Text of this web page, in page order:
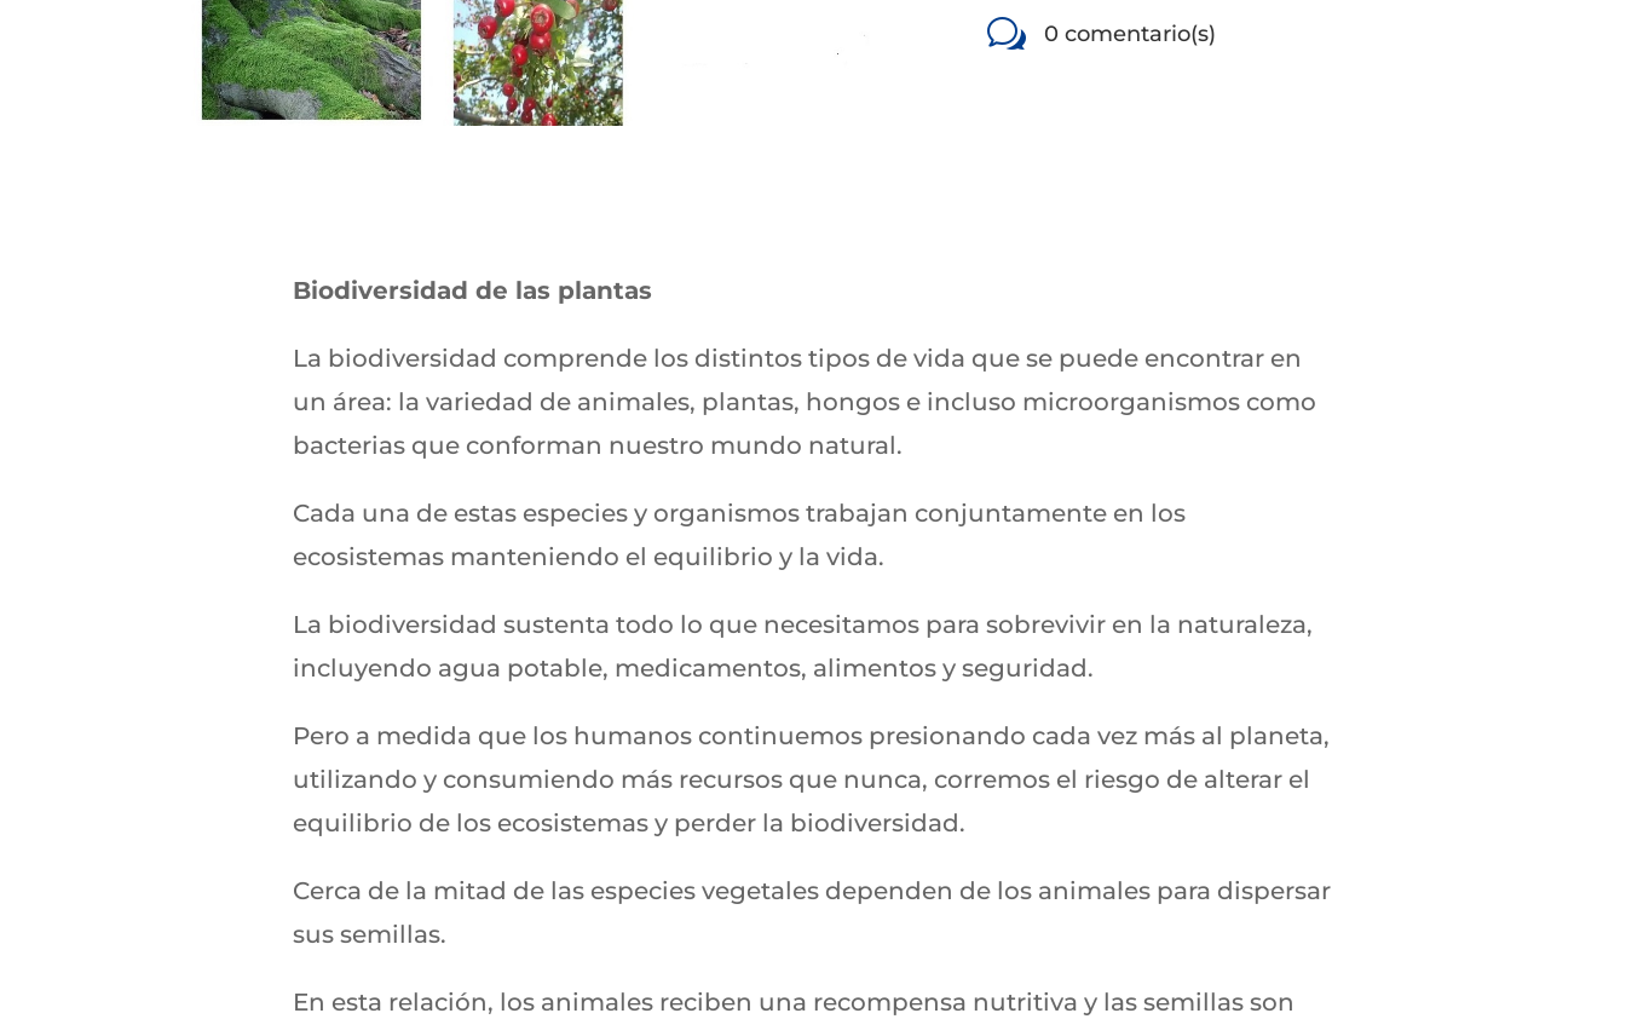
w 0 comentario(s)
Biodiversidad de las plantas
La biodiversidad comprende los distintos tipos de vida que se puede encontrar en
un área: la variedad de animales, plantas, hongos e incluso microorganismos como
bacterias que conforman nuestro mundo natural.
Cada una de estas especies y organismos trabajan conjuntamente en los
ecosistemas manteniendo el equilibrio y la vida.
La biodiversidad sustenta todo lo que necesitamos para sobrevivir en la naturaleza,
incluyendo agua potable, medicamentos, alimentos y seguridad.
Pero a medida que los humanos continuemos presionando cada vez más al planeta,
utilizando y consumiendo más recursos que nunca, corremos el riesgo de alterar el
equilibrio de los ecosistemas y perder la biodiversidad.
Cerca de la mitad de las especies vegetales dependen de los animales para dispersar
sus semillas.
En esta relación, los animales reciben una recompensa nutritiva y las semillas son